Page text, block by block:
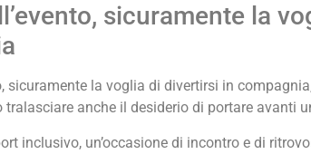
sicuramente la
sicuramente la voglia di divertirsi in
tralasciare anche il desiderio di portare avanti
inclusivo, un’occasione di incontro e di